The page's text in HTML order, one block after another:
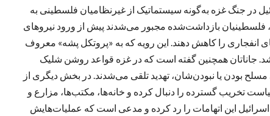
جنگ غزه به‌گونه سیستماتیک از غیرنظامیان فلسطینی به
بازداشت‌شده مجبور می‌شدند پیش از ورود نیروهای
انفجاری را کاهش دهند. این رویه که به «پروتکل پشه» معروف
جاناتان همچنین گفته است که در غزه قواعد روشن شلیک
بودن یا نبودن‌شان، تهدید تلقی می‌شدند. در بخش دیگری از
تخریب گسترده را دنبال کرده و خانه‌ها، مکتب‌ها، مزارع و
این اتهامات را رد کرده و مدعی است که عملیات‌هایش